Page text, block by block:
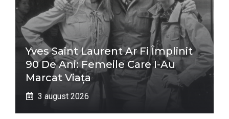
Yves Saint Laurent Ar Fi Împlinit
90 De Ani: Femeile Care I-Au
Marcat Viața
3 august 2026